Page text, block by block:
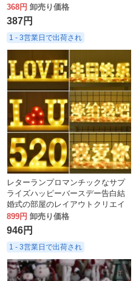
飾中空吊り下げ
368円 卸売り価格
387円
1 - 3営業日で出荷され
レターランプロマンチックなサプ
ライズハッピーバースデー告白結
婚式の部屋のレイアウトクリエイ
ティブセットシーン小道具トラン
ク装飾
899円 卸売り価格
946円
1 - 3営業日で出荷され